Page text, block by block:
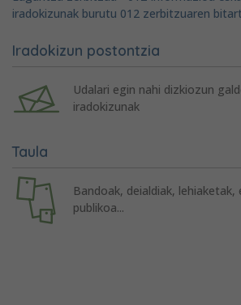
iradokizunak burutu 012 zerbitzuaren
Iradokizun postontzia
Udalari egin nahi dizkiozun
iradokizunak
Taula
Bandoak, deialdiak, lehiaketak,
publikoa...